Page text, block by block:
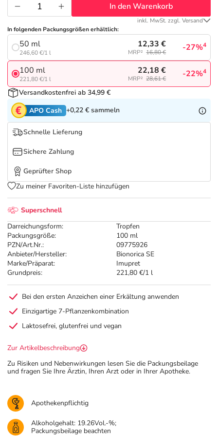
Tierapotheke
Vitamine & Mineralstoffe
Marken
Salus Deals
Superschnell
Darreichungsform:
Tropfen
Packungsgröße:
100 ml
PZN/Art.Nr.:
09775926
Anbieter/Hersteller:
Bionorica SE
Marke/Präparat:
Imupret
Grundpreis:
221,80 €/1 l
In den Warenkorb
inkl. MwSt. zzgl. Versand
In folgenden Packungsgrößen erhältlich:
50 ml
246,60 €/1 l
12,33 €
MRP² 16,80 € -27%4
100 ml
221,80 €/1 l
22,18 €
MRP² 28,61 € -22%4
Versandkostenfrei ab 34,99 €
APO Cash +0,22 € sammeln
Schnelle Lieferung
Sichere Zahlung
Geprüfter Shop
Zu meiner Favoriten-Liste hinzufügen
Bei den ersten Anzeichen einer Erkältung anwenden
Einzigartige 7-Pflanzenkombination
Laktosefrei, glutenfrei und vegan
Zur Artikelbeschreibung
Zu Risiken und Nebenwirkungen lesen Sie die Packungsbeilage
und fragen Sie Ihre Ärztin, Ihren Arzt oder in Ihrer Apotheke.
Apothekenpflichtig
Alkoholgehalt: 19.26Vol.-%;
Packungsbeilage beachten